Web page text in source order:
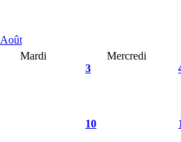
Août
Mardi
Mercredi
3
10